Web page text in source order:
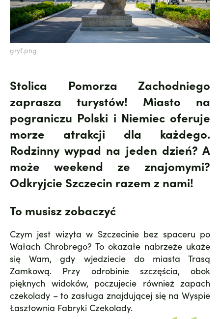
gryf.png
Stolica Pomorza Zachodniego
zaprasza turystów! Miasto na
pograniczu Polski i Niemiec oferuje
morze atrakcji dla każdego.
Rodzinny wypad na jeden dzień? A
może weekend ze znajomymi?
Odkryjcie Szczecin razem z nami!
To musisz zobaczyć
Czym jest wizyta w Szczecinie bez spaceru po
Wałach Chrobrego? To okazałe nabrzeże ukaże
się Wam, gdy wjedziecie do miasta Trasą
Zamkową. Przy odrobinie szczęścia, obok
pięknych widoków, poczujecie również zapach
czekolady – to zasługa znajdującej się na Wyspie
Łasztownia Fabryki Czekolady.